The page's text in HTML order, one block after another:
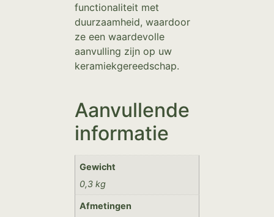
functionaliteit met
duurzaamheid, waardoor
ze een waardevolle
aanvulling zijn op uw
keramiekgereedschap.
Aanvullende
informatie
Gewicht
0,3 kg
Afmetingen